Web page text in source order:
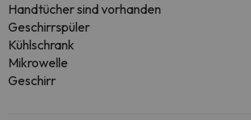
Handtücher sind vorhanden
Geschirrspüler
Kühlschrank
Mikrowelle
Geschirr